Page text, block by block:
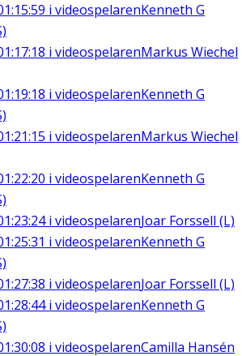
i videospelarenKenneth G
i videospelarenMarkus Wiechel
i videospelarenKenneth G
i videospelarenMarkus Wiechel
i videospelarenKenneth G
i videospelarenJoar Forssell (L)
i videospelarenKenneth G
i videospelarenJoar Forssell (L)
i videospelarenKenneth G
i videospelarenCamilla Hansén